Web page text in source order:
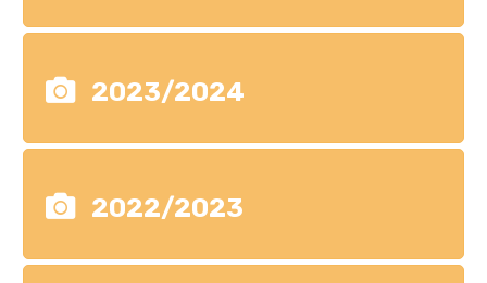
2023/2024
2022/2023